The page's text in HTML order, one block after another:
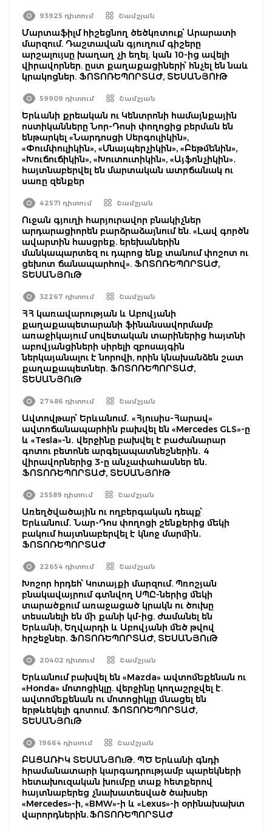
93925 դիտում Շամշյան
Մարտաֆիլմ հիշեցնող ծեծկռտուք՝ Արարատի
մարզում. Դաշտավան գյուղում գիշերը
արշալույսը խաղաղ չի եղել. կան 10-ից ավելի
վիրավորներ. ըստ քաղաքացիների՝ հնչել են նաև
կրակոցներ. ՖՈՏՈՌԵՊՈՐՏԱԺ, ՏԵՍԱՆՅՈՒԹ
59909 դիտում Շամշյան
Երևանի քրեական ու Կենտրոնի համայնքային
ոստիկանները Նոր-Դոսի փողոցից բերման են
ենթարկել «Նարդոսցի Սերգուլիկին»,
«Փումփուլիկին», «Սնայպերչիկին», «Բեթմենին»,
«Խուճուճիկին», «Խուտուտիկին», «Այֆոնչիկին»․
հայտնաբերվել են մարտական ատրճանակ ու
սառը զենքեր
42571 դիտում Շամշյան
Ուջան գյուղի հարյուրավոր բնակիչներ
արդարացիորեն բարձրաձայնում են. «Լավ գործն
ավարտին հասցրեք. երեխաներին
մանկապարտեզ ու դպրոց ենք տանում փոշոտ ու
ցեխոտ ճանապարհով». ՖՈՏՈՌԵՊՈՐՏԱԺ,
ՏԵՍԱՆՅՈւԹ
32267 դիտում Շամշյան
ՀՀ կառավարության և Աբովյանի
քաղաքապետարանի ֆինանսավորմամբ
առաջիկայում սովետական տարիներից հայտնի
աբովյանցիների սիրելի զբոսայգին
ներկայանալու է նորովի, որին կնախանձեն շատ
քաղաքապետներ. ՖՈՏՈՌԵՊՈՐՏԱԺ,
ՏԵՍԱՆՅՈւԹ
27486 դիտում Շամշյան
Ավտովթար՝ Երևանում․ «Հյուսիս-Հարավ»
ավտոճանապարհին բախվել են «Mercedes GLS»-ը
և «Tesla»-ն․ վերջինը բախվել է բաժանարար
գոտու բետոնե արգելապատնեշներին․ 4
վիրավորներից 3-ը անչափահասներ են․
ՖՈՏՈՌԵՊՈՐՏԱԺ, ՏԵՍԱՆՅՈՒԹ
25589 դիտում Շամշյան
Առեղծվածային ու ողբերգական դեպք՝
Երևանում․ Նար-Դոս փողոցի շենքերից մեկի
բակում հայտնաբերվել է կնոջ մարմին․
ՖՈՏՈՌԵՊՈՐՏԱԺ
22654 դիտում Շամշյան
Խոշոր հրդեհ՝ Կոտայքի մարզում. Պռոշյան
բնակավայրում գտնվող ՍՊԸ-ներից մեկի
տարածքում առաջացած կրակն ու ծուխը
տեսանելի են մի քանի կմ-ից. ժամանել են
Երևանի, Եղվարդի և Աբովյանի մեծ թվով
հրշեջներ. ՖՈՏՈՌԵՊՈՐՏԱԺ, ՏԵՍԱՆՅՈւԹ
20402 դիտում Շամշյան
Երևանում բախվել են «Mazda» ավտոմեքենան ու
«Honda» մոտոցիկլը. վերջինը կողաշրջվել է.
ավտոմեքենան ու մոտոցիկլը մնացել են
երթևեկելի գոտում. ՖՈՏՈՌԵՊՈՐՏԱԺ,
ՏԵՍԱՆՅՈւԹ
19664 դիտում Շամշյան
ԲԱՑԱՌԻԿ ՏԵՍԱՆՅՈւԹ. ՊԾ Երևանի գնդի
հրամանատարի կարգադրությամբ պարեկների
հետախուզական խումբը տաք հետքերով
հայտնաբերեց չնախատեսված ծախսեր
«Mercedes»-ի, «BMW»-ի և «Lexus»-ի օրինախախտ
վարորդներին․ՖՈՏՈՌԵՊՈՐՏԱԺ